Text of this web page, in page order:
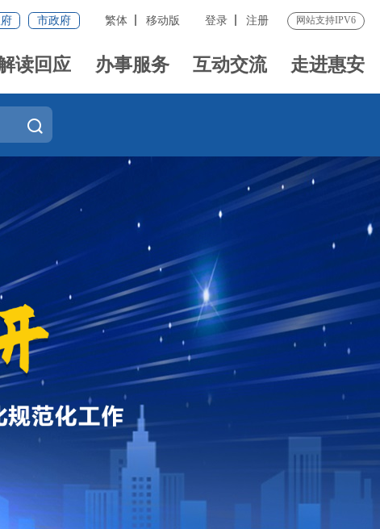
市政府 繁体 移动版 登录 注册 网站支持IPV6
读回应 办事服务 互动交流 走进惠安